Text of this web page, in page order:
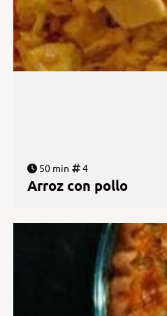
50 min 4
Arroz con pollo